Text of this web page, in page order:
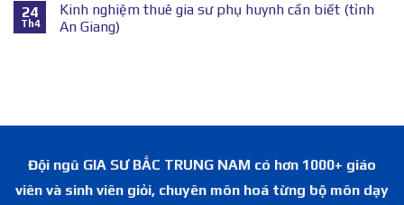
24
Th4
Kinh nghiệm thuê gia sư phụ huynh cần biết (tỉnh
An Giang)
Đội ngũ GIA SƯ BẮC TRUNG NAM có hơn 1000+ giáo
viên và sinh viên giỏi, chuyên môn hoá từng bộ môn dạy